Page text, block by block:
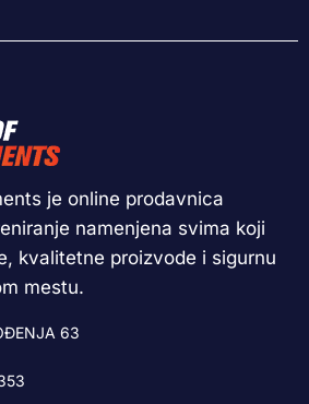
je online prodavnica
namenjena svima koji
kvalitetne proizvode i sigurnu
mestu.
63